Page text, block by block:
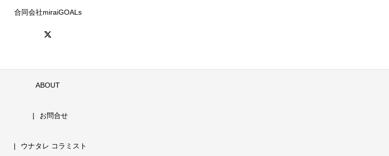
合同会社miraiGOALs
ABOUT
お問合せ
ウナタレ コラミスト